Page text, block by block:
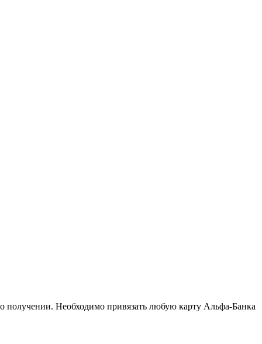
получении. Необходимо привязать любую карту Альфа-Банка